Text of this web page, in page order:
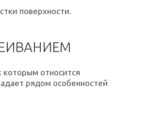
поверхности.
которым относится
рядом особенностей